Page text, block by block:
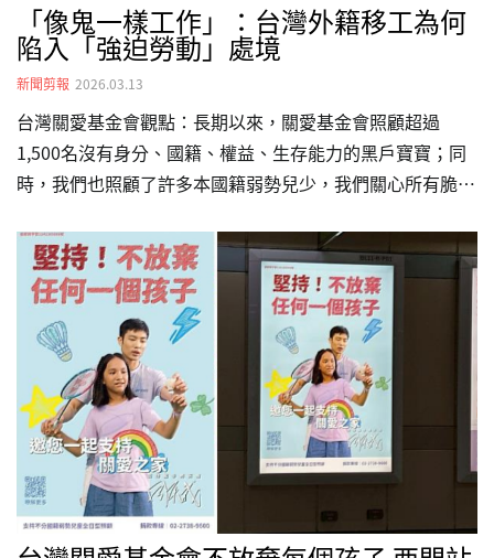
「像鬼一樣工作」：台灣外籍移工為何
陷入「強迫勞動」處境
新聞剪報 2026.03.13
台灣關愛基金會觀點：長期以來，關愛基金會照顧超過
1,500名沒有身分、國籍、權益、生存能力的黑戶寶寶；同
時，我們也照顧了許多本國籍弱勢兒少，我們關心所有脆弱
工課題、兒少權益等等，因為身處這些現象背後、岌岌可危
的一塊，正是那些被我們接住的孩子。我們聚焦於照顧孩子
們的權益，因著入於台灣法律的《兒童權利公約》，照顧著
他們。更進一步的是，我們也希望能夠邀請社會大眾、政府
賢達，重視這些弱勢兒少的權益。以下分享的新聞，正是這
巨大問題背後的縮影。轉載新聞/圖片來源：BBC NEWS 中
文「像鬼一樣工作」：台灣外籍移工為何陷入「強迫勞動」
處境蔣怡婷 /…